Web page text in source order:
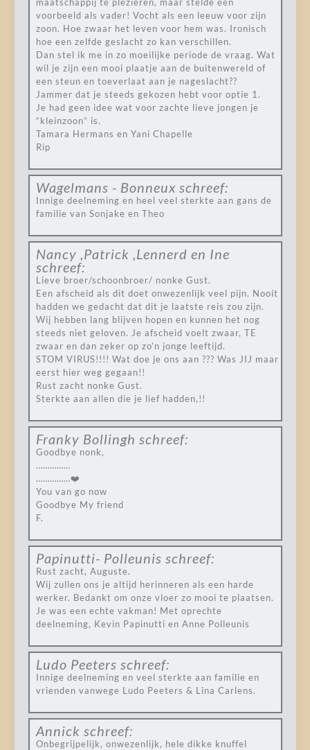
voorbeeld als vader! Vocht als een leeuw voor zijn
zoon. Hoe zwaar het leven voor hem was. Ironisch
hoe een zelfde geslacht zo kan verschillen.
Dan stel ik me in zo moeilijke periode de vraag. Wat
wil je zijn een mooi plaatje aan de buitenwereld of
een steun en toeverlaat aan je nageslacht??
Jammer dat je steeds gekozen hebt voor optie 1.
Je had geen idee wat voor zachte lieve jongen je
“kleinzoon” is.
Tamara Hermans en Yani Chapelle
Rip
Wagelmans - Bonneux schreef:
Innige deelneming en heel veel sterkte aan gans de
familie van Sonjake en Theo
Nancy ,Patrick ,Lennerd en Ine
schreef:
Lieve broer/schoonbroer/ nonke Gust.
Een afscheid als dit doet onwezenlijk veel pijn. Nooit
hadden we gedacht dat dit je laatste reis zou zijn.
Wij hebben lang blijven hopen en kunnen het nog
steeds niet geloven. Je afscheid voelt zwaar, TE
zwaar en dan zeker op zo’n jonge leeftijd.
STOM VIRUS!!!! Wat doe je ons aan ??? Was JIJ maar
eerst hier weg gegaan!!
Rust zacht nonke Gust.
Sterkte aan allen die je lief hadden,!!
Franky Bollingh schreef:
Goodbye nonk,
……………
……………❤️
You van go now
Goodbye My friend
F.
Papinutti- Polleunis schreef:
Rust zacht, Auguste.
Wij zullen ons je altijd herinneren als een harde
werker. Bedankt om onze vloer zo mooi te plaatsen.
Je was een echte vakman! Met oprechte
deelneming, Kevin Papinutti en Anne Polleunis
Ludo Peeters schreef:
Innige deelneming en veel sterkte aan familie en
vrienden vanwege Ludo Peeters & Lina Carlens.
Annick schreef:
Onbegrijpelijk, onwezenlijk, hele dikke knuffel